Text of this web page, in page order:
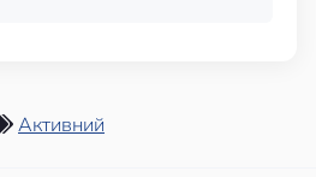
Активний